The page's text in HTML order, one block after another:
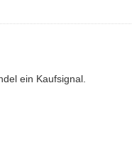
ein Kaufsignal.